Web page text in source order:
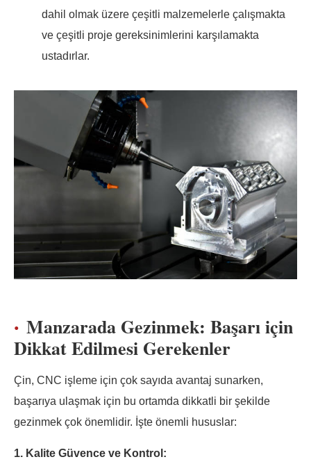
dahil olmak üzere çeşitli malzemelerle çalışmakta
ve çeşitli proje gereksinimlerini karşılamakta
ustadırlar.
Manzarada Gezinmek: Başarı için
Dikkat Edilmesi Gerekenler
Çin, CNC işleme için çok sayıda avantaj sunarken,
başarıya ulaşmak için bu ortamda dikkatli bir şekilde
gezinmek çok önemlidir. İşte önemli hususlar:
1. Kalite Güvence ve Kontrol: